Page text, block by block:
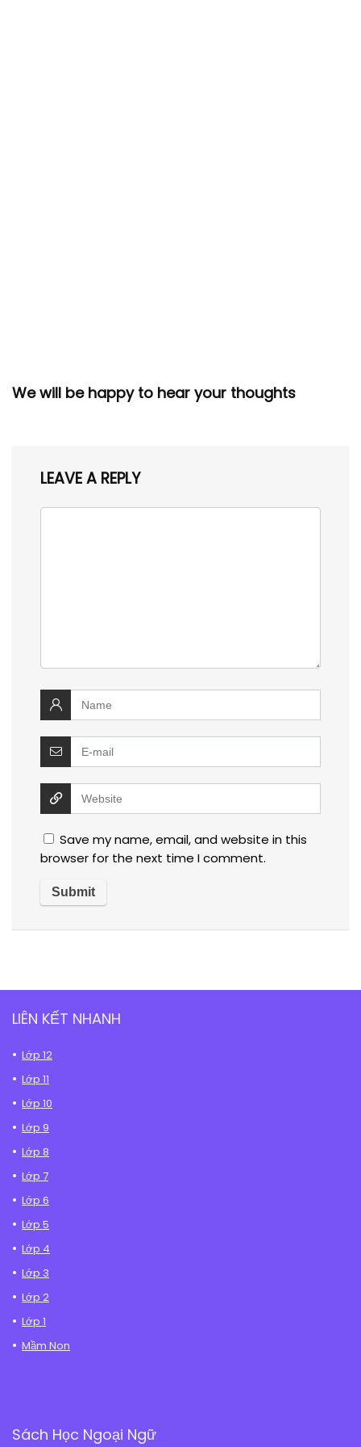
We will be happy to hear your thoughts
LEAVE A REPLY
Save my name, email, and website in this
browser for the next time I comment.
LIÊN KẾT NHANH
Lớp 12
Lớp 11
Lớp 10
Lớp 9
Lớp 8
Lớp 7
Lớp 6
Lớp 5
Lớp 4
Lớp 3
Lớp 2
Lớp 1
Mầm Non
Sách Học Ngoại Ngữ